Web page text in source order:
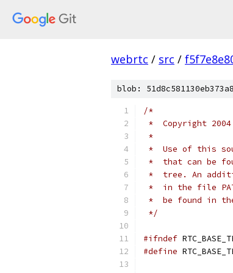
webrtc / src /
blob:
/*
*  Copyright
*
*  Use of this
*  that can be
*  tree. An
*  in the file
*  be found in
*/
#ifndef
#define